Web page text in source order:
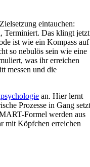
eintauchen:
Terminiert. Das klingt jetzt
ist wie ein Kompass auf
so nebulös sein wie eine
was ihr erreichen
messen und die
an. Hier lernt
Prozesse in Gang
Formel werden aus
mit Köpfchen erreichen